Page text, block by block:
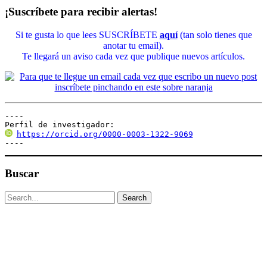
¡Suscríbete para recibir alertas!
Si te gusta lo que lees SUSCRÍBETE aquí(tan solo tienes que
anotar tu email).
Te llegará un aviso cada vez que publique nuevos artículos.
----
Perfil de investigador:
https://orcid.org/0000-0003-1322-9069
----
Buscar